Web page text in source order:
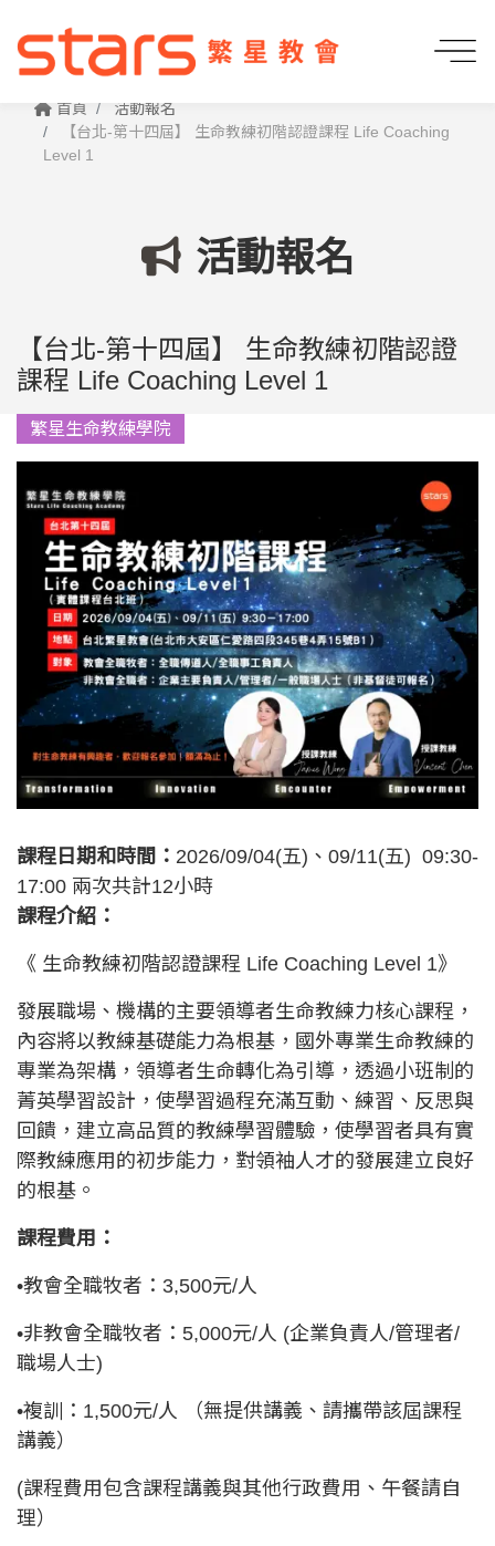
首頁
活動報名
【台北-第十四屆】 生命教練初階認證課程 Life Coaching
Level 1
活動報名
【台北-第十四屆】 生命教練初階認證
課程 Life Coaching Level 1
繁星生命教練學院
課程日期和時間： 2026/09/04(五)、09/11(五) 09:30-
17:00 兩次共計12小時
課程介紹：
《 生命教練初階認證課程 Life Coaching Level 1》
發展職場、機構的主要領導者生命教練力核心課程，
內容將以教練基礎能力為根基，國外專業生命教練的
專業為架構，領導者生命轉化為引導，透過小班制的
菁英學習設計，使學習過程充滿互動、練習、反思與
回饋，建立高品質的教練學習體驗，使學習者具有實
際教練應用的初步能力，對領袖人才的發展建立良好
的根基。
課程費用：
•教會全職牧者：3,500元/人
•非教會全職牧者：5,000元/人 (企業負責人/管理者/
職場人士)
•複訓：1,500元/人 （無提供講義、請攜帶該屆課程
講義）
(課程費用包含課程講義與其他行政費用、午餐請自
理）